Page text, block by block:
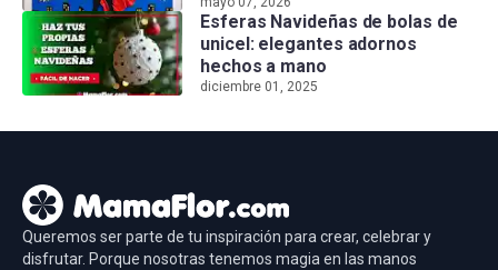
Esferas Navideñas de bolas de
unicel: elegantes adornos
hechos a mano
diciembre 01, 2025
Queremos ser parte de tu inspiración para crear, celebrar y
disfrutar. Porque nosotras tenemos magia en las manos